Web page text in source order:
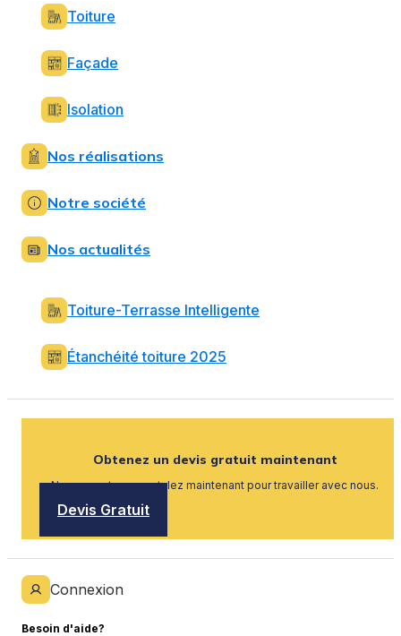
Toiture
Façade
Isolation
Nos réalisations
Notre société
Nos actualités
Toiture-Terrasse Intelligente
Étanchéité toiture 2025
Obtenez un devis gratuit maintenant
Nous recrutons, postulez maintenant pour travailler avec nous.
Devis Gratuit
Connexion
Besoin d'aide?